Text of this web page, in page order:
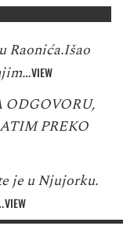
Raonića.Išao
VIEW
PREKO
je u Njujorku.
VIEW